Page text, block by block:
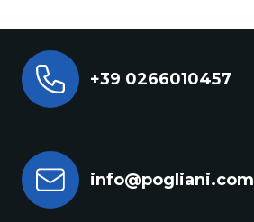
+39 0266010457
info@pogliani.com